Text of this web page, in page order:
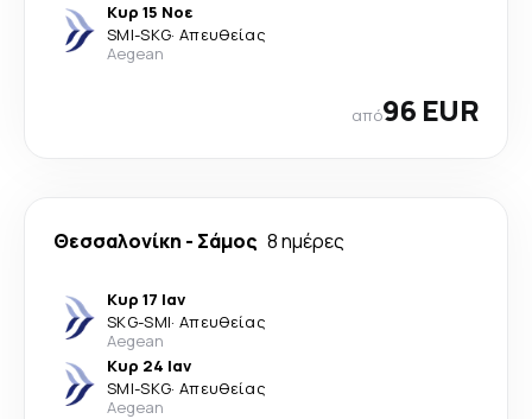
Κυρ 15 Νοε
SMI-SKG· Απευθείας
Aegean
από96 EUR
Θεσσαλονίκη - Σάμος 8 ημέρες
Κυρ 17 Ιαν
SKG-SMI· Απευθείας
Aegean
Κυρ 24 Ιαν
SMI-SKG· Απευθείας
Aegean